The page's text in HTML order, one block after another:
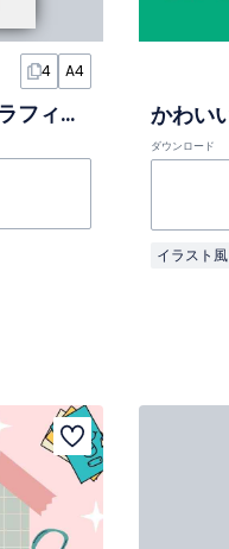
4 A4
基本の簿記ワークフロー・インフォグラフィックスライド
ダウンロード
イラスト風